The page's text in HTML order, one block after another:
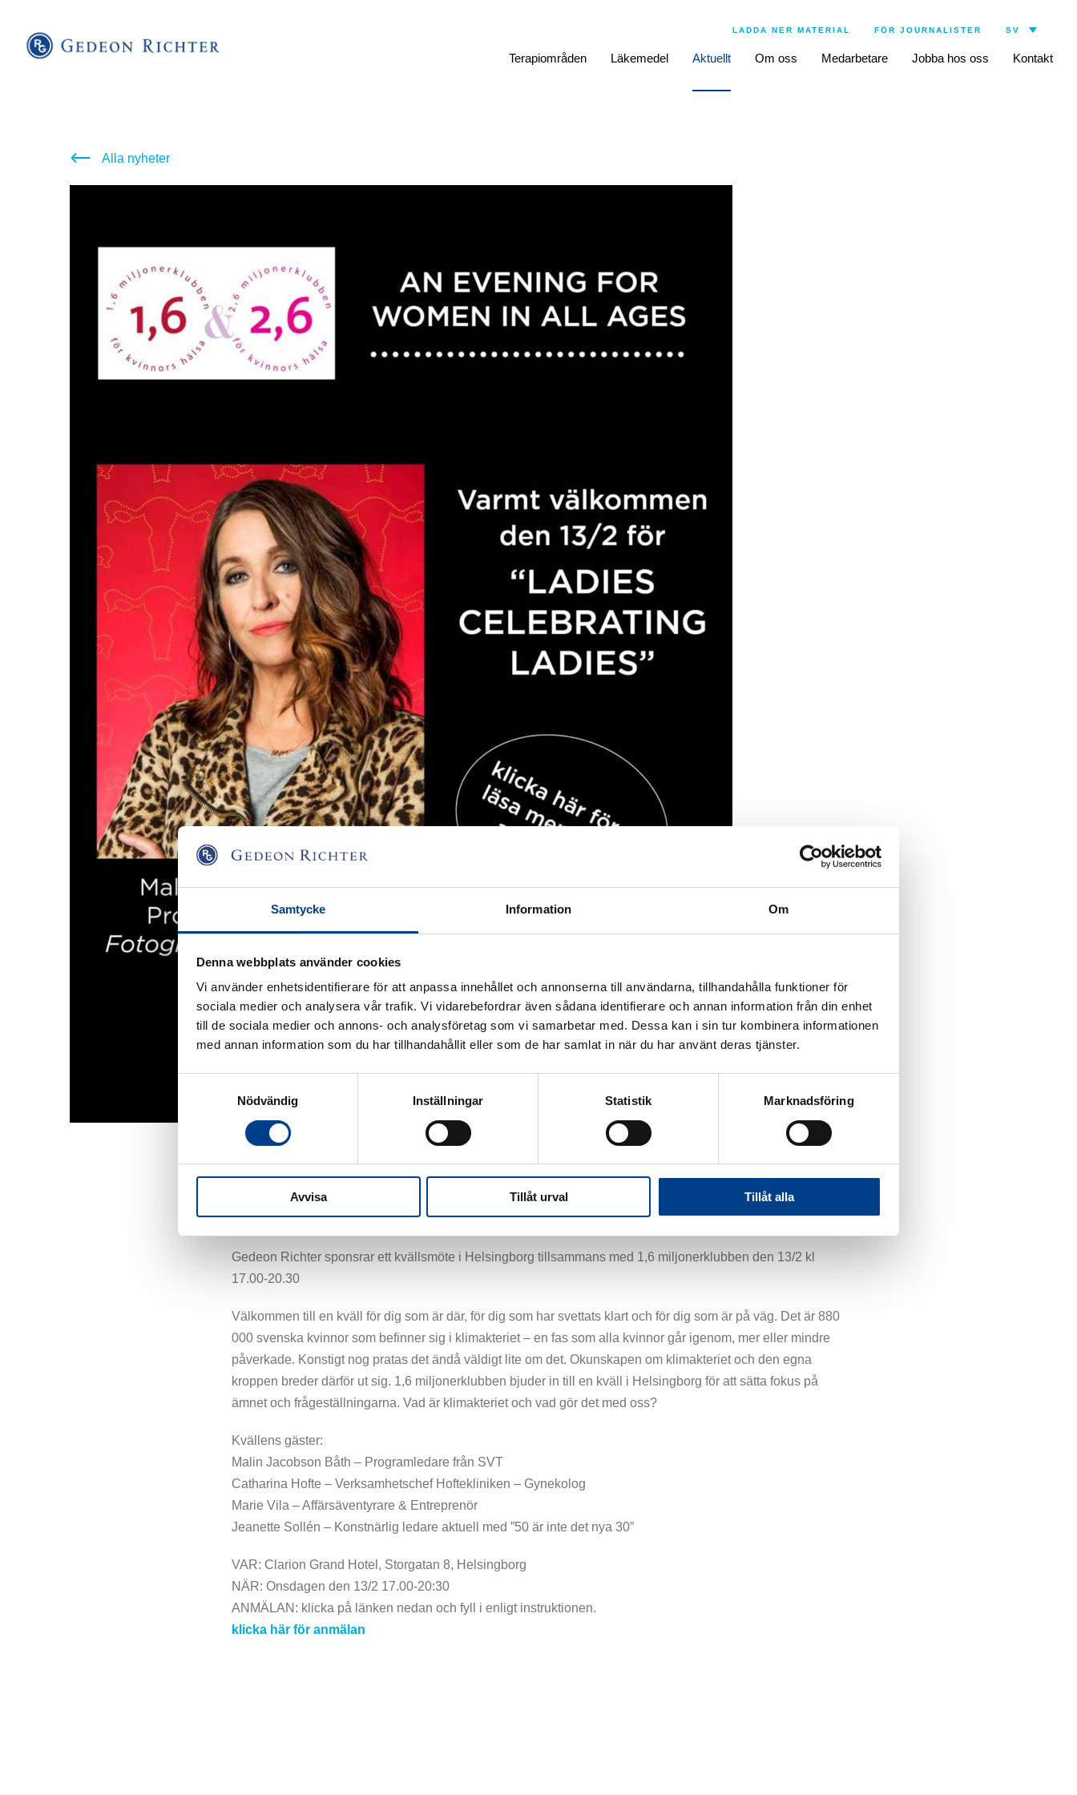
Samtycke Information Om
Denna webbplats använder cookies
Vi använder enhetsidentifierare för att anpassa innehållet och annonserna till användarna, tillhandahålla funktioner för
sociala medier och analysera vår trafik. Vi vidarebefordrar även sådana identifierare och annan information från din enhet
till de sociala medier och annons- och analysföretag som vi samarbetar med. Dessa kan i sin tur kombinera informationen
med annan information som du har tillhandahållit eller som de har samlat in när du har använt deras tjänster.
Nödvändig
Inställningar Statistik Marknadsföring
Avvisa Tillåt urval Tillåt alla
LADDA NER MATERIAL FÖR JOURNALISTER
Terapiområden Läkemedel Aktuellt Om oss Medarbetare Jobba hos oss Kontakt
Alla nyheter
AKTUELLT Dela
Klimakteriet – vad gör det med oss?
2019-02-04
Gedeon Richter sponsrar ett kvällsmöte i Helsingborg tillsammans med 1,6 miljonerklubben den 13/2 kl
17.00-20.30
Välkommen till en kväll för dig som är där, för dig som har svettats klart och för dig som är på väg. Det är 880
000 svenska kvinnor som befinner sig i klimakteriet – en fas som alla kvinnor går igenom, mer eller mindre
påverkade. Konstigt nog pratas det ändå väldigt lite om det. Okunskapen om klimakteriet och den egna
kroppen breder därför ut sig. 1,6 miljonerklubben bjuder in till en kväll i Helsingborg för att sätta fokus på
ämnet och frågeställningarna. Vad är klimakteriet och vad gör det med oss?
Kvällens gäster:
Malin Jacobson Båth – Programledare från SVT
Catharina Hofte – Verksamhetschef Hoftekliniken – Gynekolog
Marie Vila – Affärsäventyrare & Entreprenör
Jeanette Sollén – Konstnärlig ledare aktuell med ”50 är inte det nya 30”
VAR: Clarion Grand Hotel, Storgatan 8, Helsingborg
NÄR: Onsdagen den 13/2 17.00-20:30
ANMÄLAN: klicka på länken nedan och fyll i enligt instruktionen.
klicka här för anmälan